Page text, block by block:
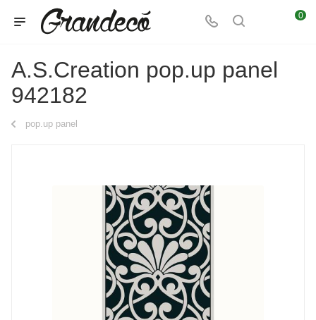
0
A.S.Creation pop.up panel
942182
pop.up panel